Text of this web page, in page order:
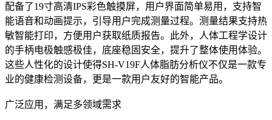
配备了19寸高清IPS彩色触摸屏，用户界面简单易用，支持智
能语音和动画提示，引导用户完成测量过程。测量结果支持热
敏智能打印，方便用户获取纸质报告。此外，人体工程学设计
的手柄电极触感极佳，底座稳固安全，提升了整体使用体验。
这些人性化的设计使得SH-V19F人体脂肪分析仪不仅是一款专
业的健康检测设备，更是一款用户友好的智能产品。
广泛应用，满足多领域需求